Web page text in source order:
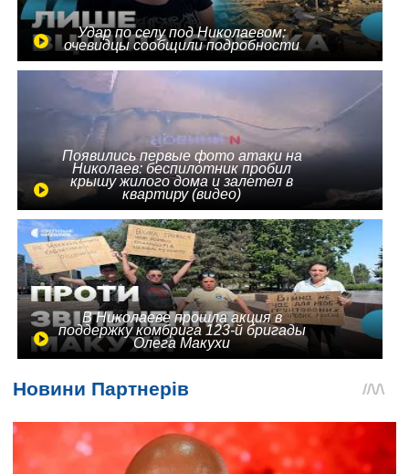
Удар по селу под Николаевом:
очевидцы сообщили подробности
Появились первые фото атаки на
Николаев: беспилотник пробил
крышу жилого дома и залетел в
квартиру (видео)
В Николаеве прошла акция в
поддержку комбрига 123-й бригады
Олега Макухи